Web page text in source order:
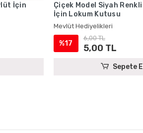
İçin
Çiçek Model Siyah
İçin Lokum Kutusu
Mevlüt Hediyelikleri
%17
6,00 TL
5,00 TL
Sepete